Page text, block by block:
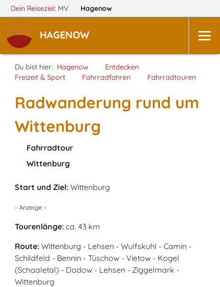
Dein Reiseziel: MV Hagenow
HAGENOW
Du bist hier: Hagenow
Entdecken
Freizeit & Sport
Fahrradfahren Fahrradtouren
Radwanderung rund um
Wittenburg
Fahrradtour
Wittenburg
Start und Ziel: Wittenburg
- Anzeige -
Tourenlänge: ca. 43 km
Route: Wittenburg - Lehsen - Wulfskuhl - Camin -
Schildfeld - Bennin - Tüschow - Vietow - Kogel
(Schaaletal) - Dodow - Lehsen - Ziggelmark -
Wittenburg